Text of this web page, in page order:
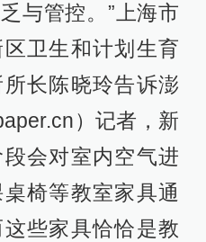
与管控。”上海市
卫生和计划生育
长陈晓玲告诉澎
）记者，新
会对室内空气进
椅等教室家具通
些家具恰恰是教